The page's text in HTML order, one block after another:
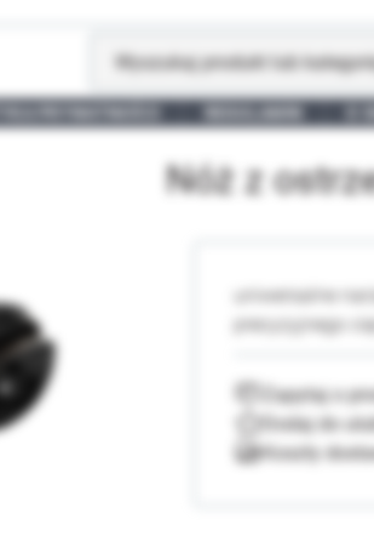
Nóż z
uniwersalne
precyzyjnego
Zapytaj o
Koszty